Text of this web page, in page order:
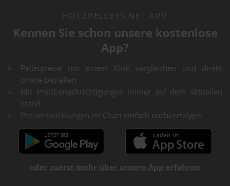
HOLZPELLETS.NET APP
Kennen Sie schon unsere kostenlose
App?
Pelletpreise mit einem Klick vergleichen und direkt
online bestellen
Mit Preisbenachrichtigungen immer auf dem aktuellen
Stand
Preisentwicklungen im Chart einfach nachverfolgen
oder zuerst mehr über unsere App erfahren